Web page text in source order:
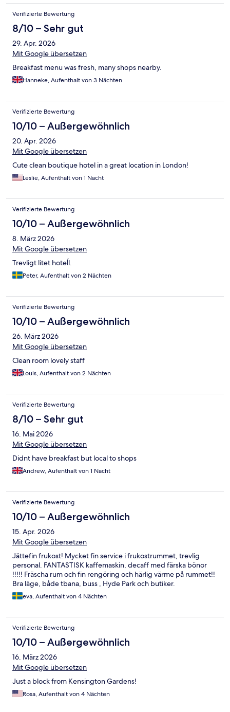
Verifizierte Bewertung
8/10 – Sehr gut
29. Apr. 2026
Mit Google übersetzen
Breakfast menu was fresh, many shops nearby.
Hanneke, Aufenthalt von 3 Nächten
Verifizierte Bewertung
10/10 – Außergewöhnlich
20. Apr. 2026
Mit Google übersetzen
Cute clean boutique hotel in a great location in London!
Leslie, Aufenthalt von 1 Nacht
Verifizierte Bewertung
10/10 – Außergewöhnlich
8. März 2026
Mit Google übersetzen
Trevligt litet hoteĺl.
Peter, Aufenthalt von 2 Nächten
Verifizierte Bewertung
10/10 – Außergewöhnlich
26. März 2026
Mit Google übersetzen
Clean room lovely staff
Louis, Aufenthalt von 2 Nächten
Verifizierte Bewertung
8/10 – Sehr gut
16. Mai 2026
Mit Google übersetzen
Didnt have breakfast but local to shops
Andrew, Aufenthalt von 1 Nacht
Verifizierte Bewertung
10/10 – Außergewöhnlich
15. Apr. 2026
Mit Google übersetzen
Jättefin frukost! Mycket fin service i frukostrummet, trevlig
personal. FANTASTISK kaffemaskin, decaff med färska bönor
!!!!! Fräscha rum och fin rengöring och härlig värme på rummet!!
Bra läge, både tbana, buss , Hyde Park och butiker.
eva, Aufenthalt von 4 Nächten
Verifizierte Bewertung
10/10 – Außergewöhnlich
16. März 2026
Mit Google übersetzen
Just a block from Kensington Gardens!
Rosa, Aufenthalt von 4 Nächten